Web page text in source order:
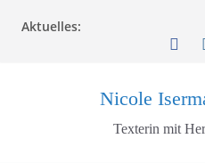
Inhalt
Aktuelles:
Nicole
Texterin mit